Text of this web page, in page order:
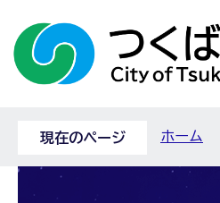
現在のページ ホーム